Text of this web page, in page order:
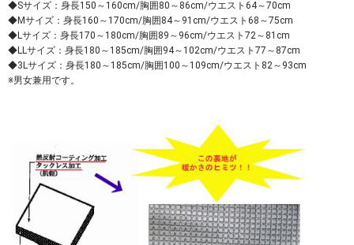
◆Sサイズ：身長150～160cm/胸囲80～86cm/ウエスト64～70cm
◆Mサイズ：身長160～170cm/胸囲84～91cm/ウエスト68～75cm
◆Lサイズ：身長170～180cm/胸囲89～96cm/ウエスト72～81cm
◆LLサイズ：身長180～185cm/胸囲94～102cm/ウエスト77～87cm
◆3Lサイズ：身長180～185cm/胸囲100～109cm/ウエスト82～93cm
※男女兼用です。